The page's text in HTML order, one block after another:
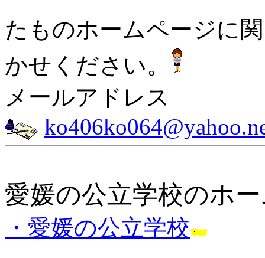
たものホームページに
かせください。
メールアドレス
愛媛の公立学校のホ
・愛媛の公立学校